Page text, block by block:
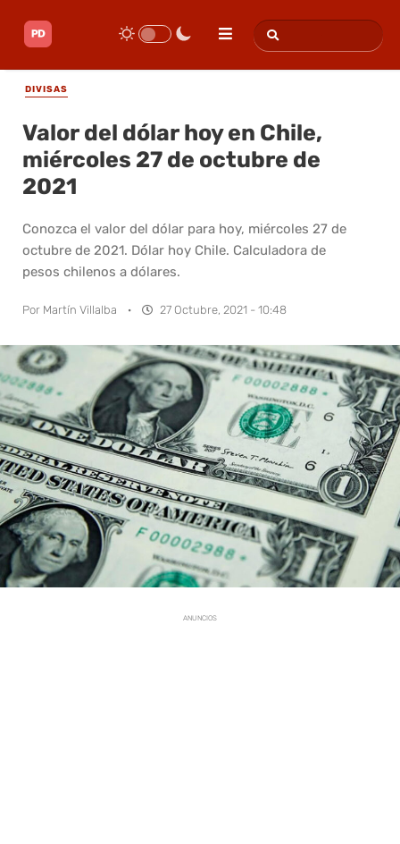
DIVISAS
Valor del dólar hoy en Chile,
miércoles 27 de octubre de
2021
Conozca el valor del dólar para hoy, miércoles 27 de
octubre de 2021. Dólar hoy Chile. Calculadora de
pesos chilenos a dólares.
Por Martín Villalba · 27 Octubre, 2021 - 10:48
ANUNCIOS